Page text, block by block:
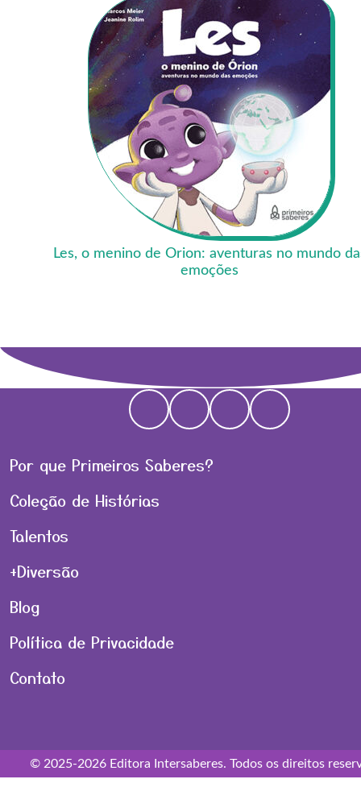
Les, o menino de Orion: aventuras no mundo
emoções
Por que Primeiros Saberes?
Coleção de Histórias
Talentos
+Diversão
Blog
Política de Privacidade
Contato
© 2025-2026 Editora Intersaberes. Todos os direitos